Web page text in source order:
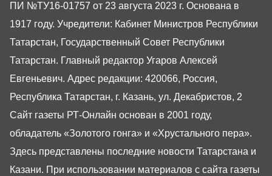
ПИ №ТУ16-01757 от 23 августа 2023 г. Основана в
1917 году. Учредители: Кабинет Министров Республики
Татарстан, Государственный Совет Республики
Татарстан. Главный редактор Угаров Алексей
Евгеньевич. Адрес редакции: 420066, Россия,
Республика Татарстан, г. Казань, ул. Декабристов, 2
Сайт газеты РТ-Онлайн основан в 2001 году,
обладатель «Золотого гонга» и «Хрустального пера».
Здесь представлены последние новости Татарстана и
Казани. При использовании материалов с сайта газеты